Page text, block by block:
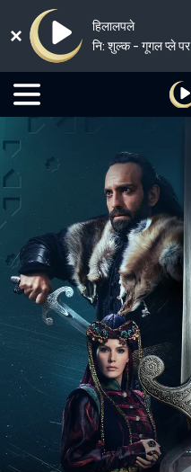
हिलालपले
नि: शुल्क - गूगल प्ले पर